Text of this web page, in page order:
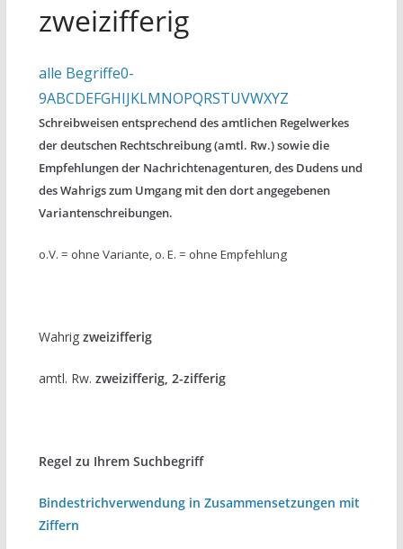
zweizifferig
alle Begriffe0-
9ABCDEFGHIJKLMNOPQRSTUVWXYZ
Schreibweisen entsprechend des amtlichen Regelwerkes
der deutschen Rechtschreibung (amtl. Rw.) sowie die
Empfehlungen der Nachrichtenagenturen, des Dudens und
des Wahrigs zum Umgang mit den dort angegebenen
Variantenschreibungen.
o.V. = ohne Variante, o. E. = ohne Empfehlung
Wahrig zweizifferig
amtl. Rw. zweizifferig, 2-zifferig
Regel zu Ihrem Suchbegriff
Bindestrichverwendung in Zusammensetzungen mit
Ziffern